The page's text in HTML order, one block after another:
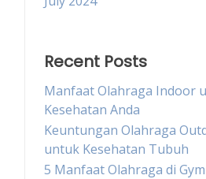
Recent Posts
Manfaat Olahraga Indoor
Kesehatan Anda
Keuntungan Olahraga
untuk Kesehatan Tubuh
5 Manfaat Olahraga di